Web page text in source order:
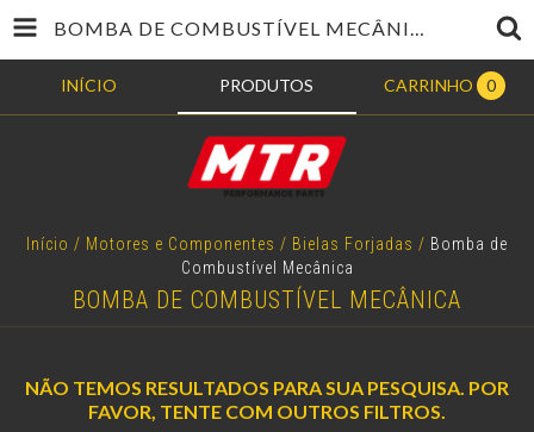
BOMBA DE COMBUSTÍVEL MECÂNICA
INÍCIO PRODUTOS CARRINHO 0
Início / Motores e Componentes / Bielas Forjadas / Bomba de
Combustível Mecânica
BOMBA DE COMBUSTÍVEL MECÂNICA
NÃO TEMOS RESULTADOS PARA SUA PESQUISA. POR
FAVOR, TENTE COM OUTROS FILTROS.